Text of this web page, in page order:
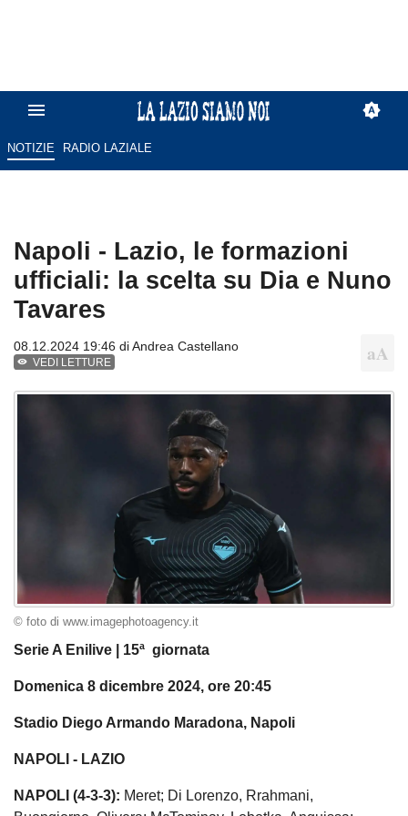
NOTIZIE RADIO LAZIALE
Napoli - Lazio, le formazioni
ufficiali: la scelta su Dia e Nuno
Tavares
08.12.2024 19:46 diAndrea Castellano
VEDI LETTURE
© foto di www.imagephotoagency.it
Serie A Enilive | 15ª giornata
Domenica 8 dicembre 2024, ore 20:45
Stadio Diego Armando Maradona, Napoli
NAPOLI - LAZIO
NAPOLI (4-3-3): Meret; Di Lorenzo, Rrahmani,